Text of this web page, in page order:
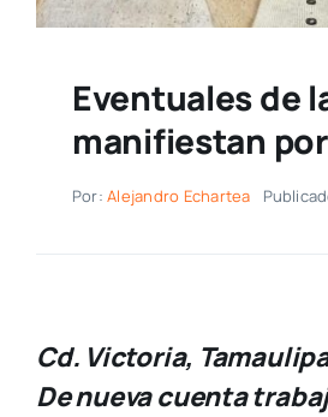
Eventuales de
manifiestan
Por:Alejandro Echartea
Cd. Victoria,
De nueva cuenta